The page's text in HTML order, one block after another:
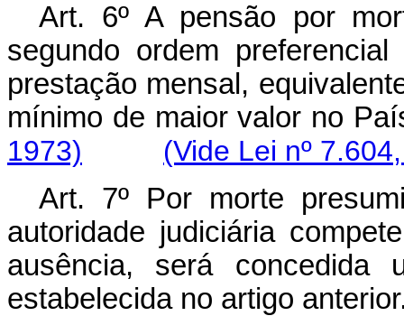
Art. 6º A pensão por
segundo ordem
prestação mensal,
mínimo de maior valor no
1973)
(Vide Lei nº
Art. 7º Por morte
autoridade judiciária
ausência, será concedida
estabelecida no artigo